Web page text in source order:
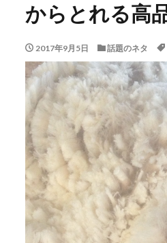
からとれる高
2017年9月5日 話題のネタ